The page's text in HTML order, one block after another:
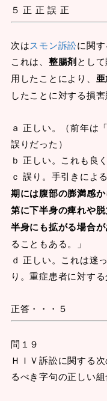
５ 正 正 誤 正
次はスモン訴訟に関す
これは、 整腸剤とし
用したことにより、
したことに対する損害
ａ 正しい。（前年は
誤りだった）
ｂ 正しい。これも良
ｃ 誤り。手引きによ
期には腹部の膨満感
第に下半身の痺れや
半身にも拡がる場合が
ることもある。」
ｄ 正しい。これは迷
り。重症患者に対する
正答・・・５
問１９
ＨＩＶ訴訟に関する
るべき字句の正しい組